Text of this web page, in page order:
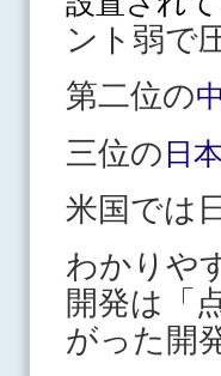
ント弱で
第二位の
三位の 日本
米国では
わかりや
開発は「
がった開